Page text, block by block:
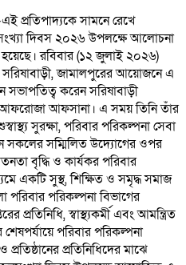
প্রতিপাদ্যকে সামনে রেখে
দিবস ২০২৬ উপলক্ষে আলোচনা
রবিবার (১২ জুলাই ২০২৬)
জামালপুরের আয়োজনে এ
করেন সরিষাবাড়ী
আফরোজা আফসানা। এ সময় তিনি তাঁর
সুরক্ষা, পরিবার পরিকল্পনা সেবা
সকলের সম্মিলিত উদ্যোগের ওপর
বৃদ্ধি ও কার্যকর পরিবার
একটি সুস্থ, শিক্ষিত ও সমৃদ্ধ সমাজ
পরিকল্পনা বিভাগের
প্রতিনিধি, স্বাস্থ্যকর্মী এবং আমন্ত্রিত
পরিবার পরিকল্পনা
প্রতিনিধিদের মাঝে